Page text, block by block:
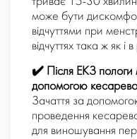
може бути
відчуттями при
відчуттях така ж як і
✔️ Після ЕКЗ пологи
допомогою
Зачаття за
проведення
для виношування